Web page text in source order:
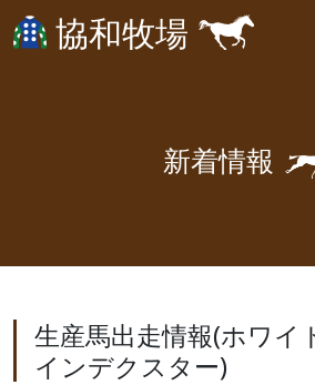
協和牧場
新着情報
生産馬出走情報(ホワイ
インデクスター)